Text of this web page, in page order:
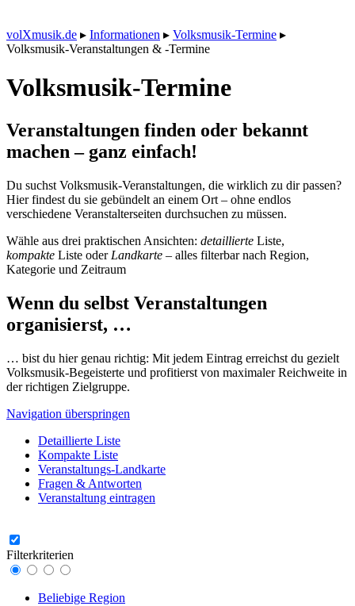
volXmusik.de ▸ Informationen ▸ Volksmusik-Termine ▸
Volksmusik-Veranstaltungen & -Termine
Volksmusik-Termine
Veranstaltungen finden oder bekannt
machen – ganz einfach!
Du suchst Volksmusik-Veranstaltungen, die wirklich zu dir passen?
Hier findest du sie gebündelt an einem Ort – ohne endlos
verschiedene Veranstalterseiten durchsuchen zu müssen.
Wähle aus drei praktischen Ansichten: detaillierte Liste,
kompakte Liste oder Landkarte – alles filterbar nach Region,
Kategorie und Zeitraum
Wenn du selbst Veranstaltungen
organisierst, …
… bist du hier genau richtig: Mit jedem Eintrag erreichst du gezielt
Volksmusik-Begeisterte und profitierst von maximaler Reichweite in
der richtigen Zielgruppe.
Navigation überspringen
Detaillierte Liste
Kompakte Liste
Veranstaltungs-Landkarte
Fragen & Antworten
Veranstaltung eintragen
Filterkriterien
Beliebige Region